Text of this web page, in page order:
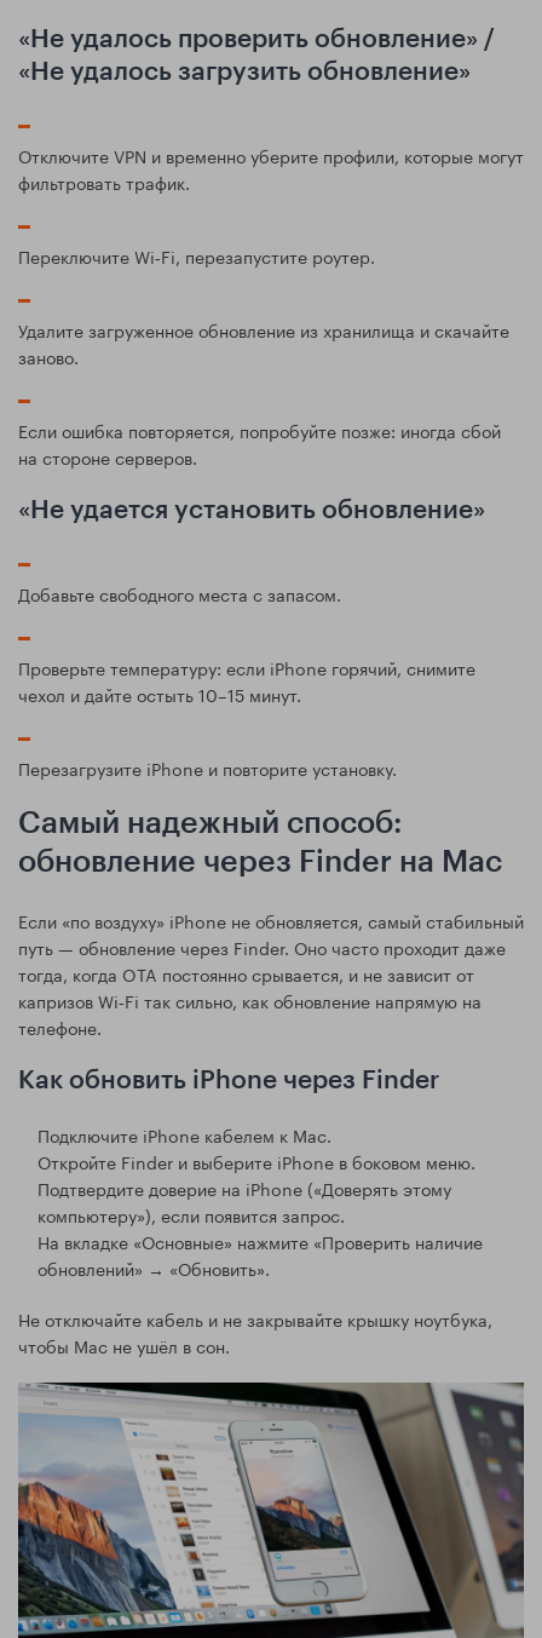
«Не удалось проверить обновление» /
«Не удалось загрузить обновление»
Отключите VPN и временно уберите профили, которые могут
фильтровать трафик.
Переключите Wi‑Fi, перезапустите роутер.
Удалите загруженное обновление из хранилища и скачайте
заново.
Если ошибка повторяется, попробуйте позже: иногда сбой
на стороне серверов.
«Не удается установить обновление»
Добавьте свободного места с запасом.
Проверьте температуру: если iPhone горячий, снимите
чехол и дайте остыть 10–15 минут.
Перезагрузите iPhone и повторите установку.
Самый надежный способ:
обновление через Finder на Mac
Если «по воздуху» iPhone не обновляется, самый стабильный
путь — обновление через Finder. Оно часто проходит даже
тогда, когда OTA постоянно срывается, и не зависит от
капризов Wi‑Fi так сильно, как обновление напрямую на
телефоне.
Как обновить iPhone через Finder
Подключите iPhone кабелем к Mac.
Откройте Finder и выберите iPhone в боковом меню.
Подтвердите доверие на iPhone («Доверять этому
компьютеру»), если появится запрос.
На вкладке «Основные» нажмите «Проверить наличие
обновлений» → «Обновить».
Не отключайте кабель и не закрывайте крышку ноутбука,
чтобы Mac не ушёл в сон.